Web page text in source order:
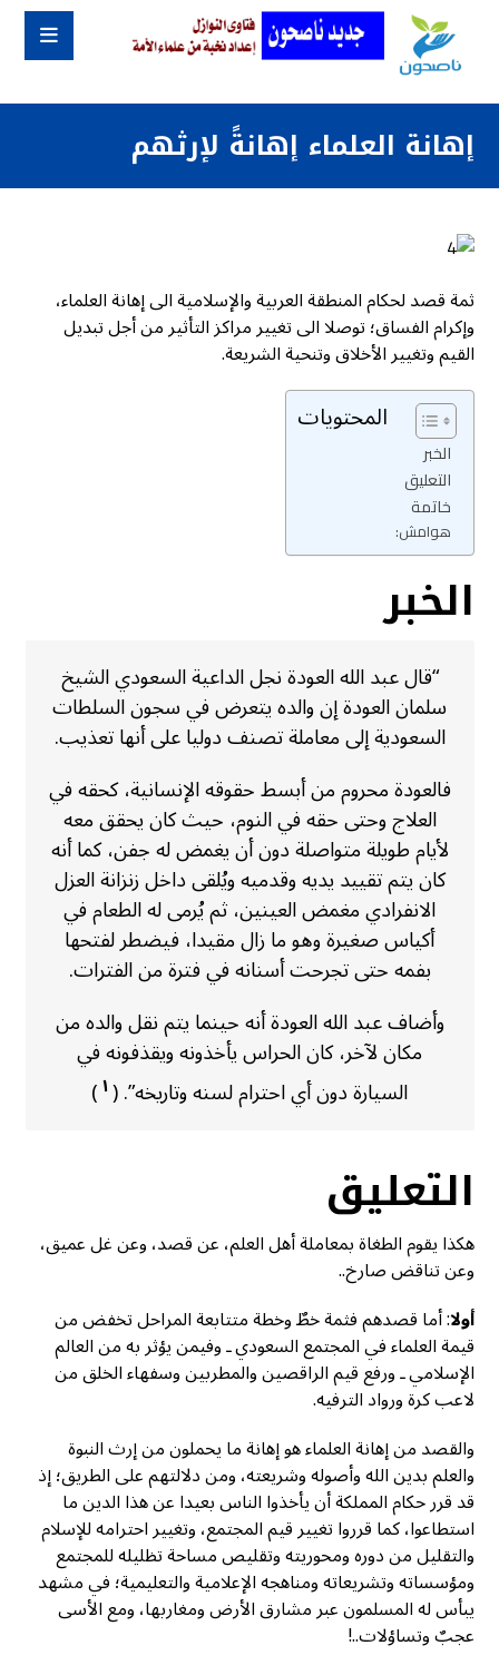
إهانة العلماء إهانةً لإرثهم
ثمة قصد لحكام المنطقة العربية والإسلامية الى إهانة العلماء،
وإكرام الفساق؛ توصلا الى تغيير مراكز التأثير من أجل تبديل
القيم وتغيير الأخلاق وتنحية الشريعة.
المحتويات
الخبر
التعليق
خاتمة
هوامش:
الخبر
“قال عبد الله العودة نجل الداعية السعودي الشيخ
سلمان العودة إن والده يتعرض في سجون السلطات
السعودية إلى معاملة تصنف دوليا على أنها تعذيب.
فالعودة محروم من أبسط حقوقه الإنسانية، كحقه في
العلاج وحتى حقه في النوم، حيث كان يحقق معه
لأيام طويلة متواصلة دون أن يغمض له جفن، كما أنه
كان يتم تقييد يديه وقدميه ويُلقى داخل زنزانة العزل
الانفرادي مغمض العينين، ثم يُرمى له الطعام في
أكياس صغيرة وهو ما زال مقيدا، فيضطر لفتحها
بفمه حتى تجرحت أسنانه في فترة من الفترات.
وأضاف عبد الله العودة أنه حينما يتم نقل والده من
مكان لآخر، كان الحراس يأخذونه ويقذفونه في
السيارة دون أي احترام لسنه وتاريخه”. (١)
التعليق
هكذا يقوم الطغاة بمعاملة أهل العلم، عن قصد، وعن غل عميق،
وعن تناقض صارخ..
أولا: أما قصدهم فثمة خطٌ وخطة متتابعة المراحل تخفض من
قيمة العلماء في المجتمع السعودي ـ وفيمن يؤثر به من العالم
الإسلامي ـ ورفع قيم الراقصين والمطربين وسفهاء الخلق من
لاعب كرة ورواد الترفيه.
والقصد من إهانة العلماء هو إهانة ما يحملون من إرث النبوة
والعلم بدين الله وأصوله وشريعته، ومن دلالتهم على الطريق؛ إذ
قد قرر حكام المملكة أن يأخذوا الناس بعيدا عن هذا الدين ما
استطاعوا، كما قرروا تغيير قيم المجتمع، وتغيير احترامه للإسلام
والتقليل من دوره ومحوريته وتقليص مساحة تظليله للمجتمع
ومؤسساته وتشريعاته ومناهجه الإعلامية والتعليمية؛ في مشهد
يبأس له المسلمون عبر مشارق الأرض ومغاربها، ومع الأسى
عجبٌ وتساؤلات..!